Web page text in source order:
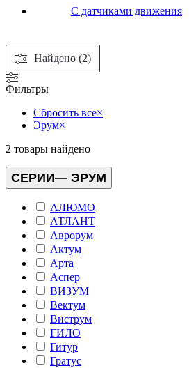
С датчиками движения
Найдено (2)
Фильтры
Сбросить все×
Эрум×
2 товары найдено
СЕРИИ— ЭРУМ
АЛЮМО
АТЛАНТ
Аврорум
Актум
Арта
Аспер
ВИЗУМ
Вектум
Виструм
ГИЛО
Гитур
Гратус